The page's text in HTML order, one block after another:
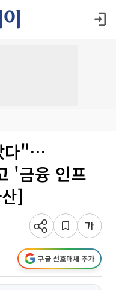
다"…
'금융 인프
]
구글 선호매체 추가